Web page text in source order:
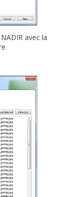
avec la